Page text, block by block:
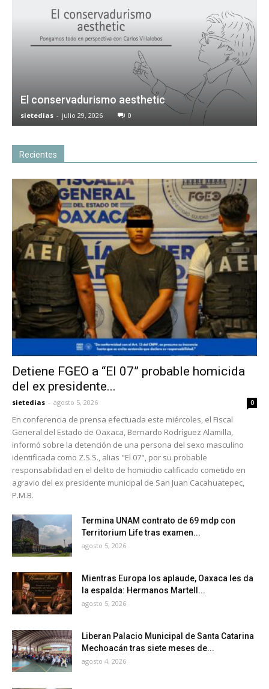
El conservadurismo aesthetic
sietedias - julio 29, 2026 0
Recientes
Detiene FGEO a “El 07” probable homicida
del ex presidente...
sietedias - agosto 5, 2026 0
En conferencia de prensa efectuada este miércoles, el Fiscal
General del Estado de Oaxaca, Bernardo Rodríguez Alamilla,
informó sobre la detención de una persona del sexo masculino
identificada como Z.S.S., alias "El 07", por su probable
responsabilidad en el delito de homicidio calificado cometido en
agravio del ex presidente municipal de San Juan Cacahuatepec,
P.M.B.
Termina UNAM contrato de 69 mdp con
Territorium Life tras examen...
agosto 5, 2026
Mientras Europa los aplaude, Oaxaca les da
la espalda: Hermanos Martell...
agosto 5, 2026
Liberan Palacio Municipal de Santa Catarina
Mechoacán tras siete meses de...
agosto 4, 2026